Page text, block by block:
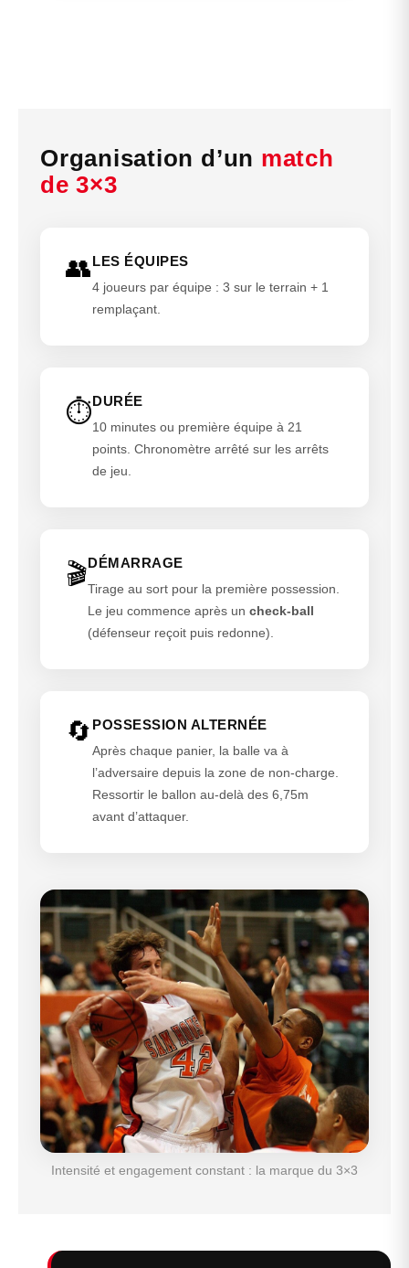
Organisation d’un match
de 3×3
👥 LES ÉQUIPES
4 joueurs par équipe : 3 sur le terrain + 1
remplaçant.
⏱️ DURÉE
10 minutes ou première équipe à 21
points. Chronomètre arrêté sur les arrêts
de jeu.
🎬 DÉMARRAGE
Tirage au sort pour la première possession.
Le jeu commence après un check-ball
(défenseur reçoit puis redonne).
🔄 POSSESSION ALTERNÉE
Après chaque panier, la balle va à
l’adversaire depuis la zone de non-charge.
Ressortir le ballon au-delà des 6,75m
avant d’attaquer.
Intensité et engagement constant : la marque du 3×3